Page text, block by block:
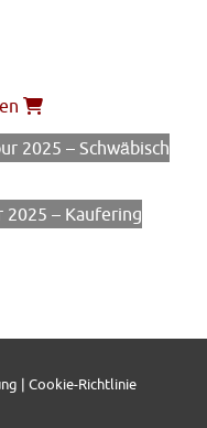
2025 – Schwäbisch
2025 – Kaufering
| Cookie-Richtlinie